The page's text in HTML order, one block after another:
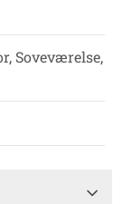
Soveværelse,